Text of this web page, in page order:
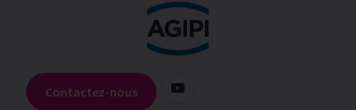
Contactez-nous